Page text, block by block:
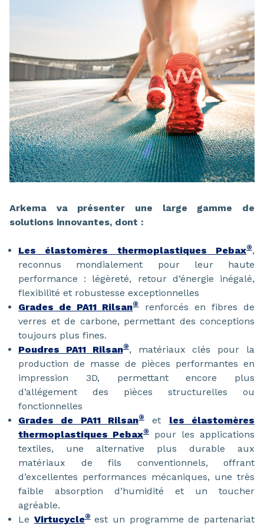
Arkema va présenter une large gamme de
solutions innovantes, dont :
Les élastomères thermoplastiques Pebax®,
reconnus mondialement pour leur haute
performance : légèreté, retour d’énergie inégalé,
flexibilité et robustesse exceptionnelles
Grades de PA11 Rilsan®renforcés en fibres de
verres et de carbone, permettant des conceptions
toujours plus fines.
Poudres PA11 Rilsan®, matériaux clés pour la
production de masse de pièces performantes en
impression 3D, permettant encore plus
d’allégement des pièces structurelles ou
fonctionnelles
Grades de PA11 Rilsan® et les élastomères
thermoplastiques Pebax®
pour les applications
textiles, une alternative plus durable aux
matériaux de fils conventionnels, offrant
d’excellentes performances mécaniques, une très
faible absorption d’humidité et un toucher
agréable.
Le Virtucycle® est un programme de partenariat